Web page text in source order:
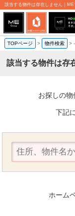
該当する物件は存在しません｜
TOPページ > 物件検索 >-
該当する物件は存
お探しの物
下記
ホーム